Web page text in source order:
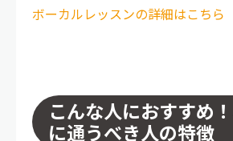
ボーカルレッスンの詳細はこちら
こんな人におすすめ
に通うべき人の特徴